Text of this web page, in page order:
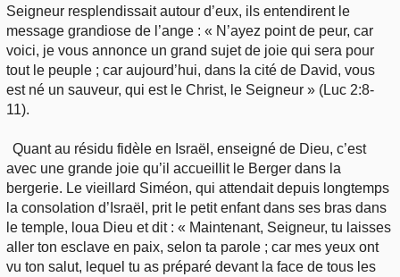
Seigneur resplendissait autour d’eux, ils entendirent le
message grandiose de l’ange : « N’ayez point de peur, car
voici, je vous annonce un grand sujet de joie qui sera pour
tout le peuple ; car aujourd’hui, dans la cité de David, vous
est né un sauveur, qui est le Christ, le Seigneur » (Luc 2:8-
11).
Quant au résidu fidèle en Israël, enseigné de Dieu, c’est
avec une grande joie qu’il accueillit le Berger dans la
bergerie. Le vieillard Siméon, qui attendait depuis longtemps
la consolation d’Israël, prit le petit enfant dans ses bras dans
le temple, loua Dieu et dit : « Maintenant, Seigneur, tu laisses
aller ton esclave en paix, selon ta parole ; car mes yeux ont
vu ton salut, lequel tu as préparé devant la face de tous les